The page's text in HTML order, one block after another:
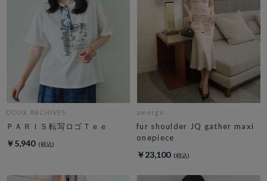
DOUX ARCHIVES
ＰＡＲＩＳ転写ロゴＴｅｅ
￥5,940
amerge.
fur shoulder JQ gather maxi
onepiece
￥23,100